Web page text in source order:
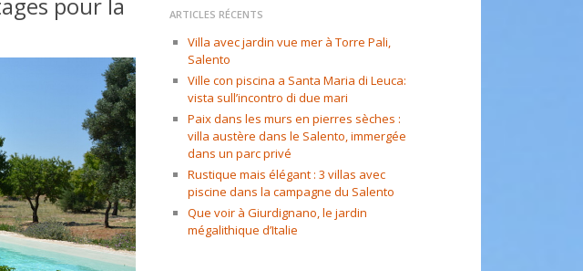
ARTICLES RÉCENTS
Villa avec jardin vue mer à Torre Pali,
Salento
Ville con piscina a Santa Maria di Leuca:
vista sull’incontro di due mari
Paix dans les murs en pierres sèches :
villa austère dans le Salento, immergée
dans un parc privé
Rustique mais élégant : 3 villas avec
piscine dans la campagne du Salento
Que voir à Giurdignano, le jardin
mégalithique d’Italie